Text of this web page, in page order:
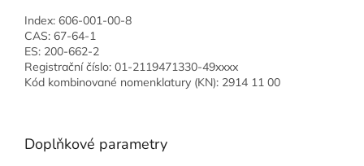
Index: 606-001-00-8
CAS: 67-64-1
ES: 200-662-2
Registrační číslo: 01-2119471330-49xxxx
Kód kombinované nomenklatury (KN): 2914 11 00
Doplňkové parametry